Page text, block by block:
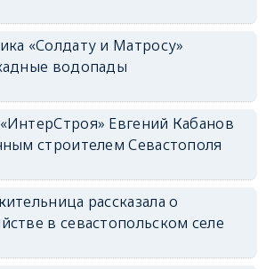
«Солдату и Матросу»
водопады
Евгений Кабанов
строителем Севастополя
рассказала о
в севастопольском селе